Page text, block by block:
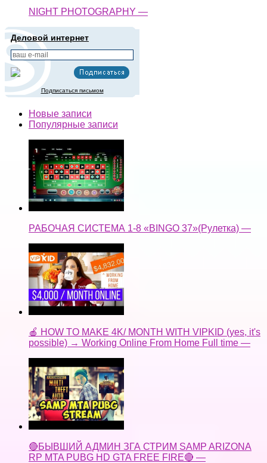
NIGHT PHOTOGRAPHY —
Деловой интернет
Подписаться письмом
Новые записи
Популярные записи
РАБОЧАЯ СИСТЕМА 1-8 «BINGO 37»(Рулетка) —
🍎 HOW TO MAKE 4K/ MONTH WITH VIPKID (yes, it's
possible) → Working Online From Home Full time —
🔴БЫВШИЙ АДМИН ЗГА СТРИМ SAMP ARIZONA
RP MTA PUBG HD GTA FREE FIRE🔴 —